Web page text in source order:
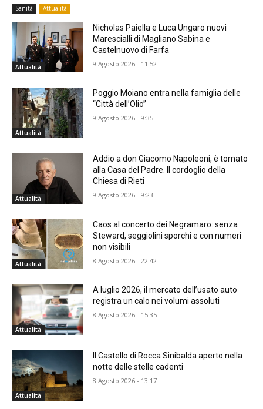
Sanità Attualità
Attualità
Nicholas Paiella e Luca Ungaro nuovi
Marescialli di Magliano Sabina e
Castelnuovo di Farfa
9 Agosto 2026 - 11:52
Attualità
Poggio Moiano entra nella famiglia delle
“Città dell’Olio”
9 Agosto 2026 - 9:35
Attualità
Addio a don Giacomo Napoleoni, è tornato
alla Casa del Padre. Il cordoglio della
Chiesa di Rieti
9 Agosto 2026 - 9:23
Attualità
Caos al concerto dei Negramaro: senza
Steward, seggiolini sporchi e con numeri
non visibili
8 Agosto 2026 - 22:42
Attualità
A luglio 2026, il mercato dell’usato auto
registra un calo nei volumi assoluti
8 Agosto 2026 - 15:35
Attualità
Il Castello di Rocca Sinibalda aperto nella
notte delle stelle cadenti
8 Agosto 2026 - 13:17